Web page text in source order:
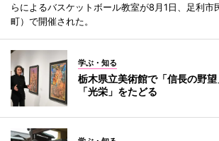
らによるバスケットボール教室が8月1日、足利市
町）で開催された。
学ぶ・知る
栃木県立美術館で「信長の野
「光栄」をたどる